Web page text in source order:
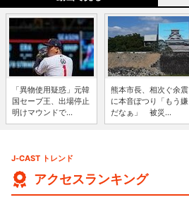
「異物使用疑惑」元韓
国セーブ王、出場停止
明けマウンドで...
熊本市長、相次ぐ余震
に本音ぽつり「もう嫌
だなぁ」 被災...
J-CAST トレンド
アクセスランキング